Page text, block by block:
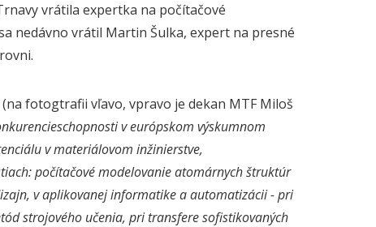
vrátila expertka na počítačové
nedávno vrátil Martin Šulka, expert na presné
fotogtrafii vľavo, vpravo je dekan MTF Miloš
v európskom výskumnom
v materiálovom inžinierstve,
počítačové modelovanie atomárnych štruktúr
v aplikovanej informatike a automatizácii - pri
strojového učenia, pri transfere sofistikovaných